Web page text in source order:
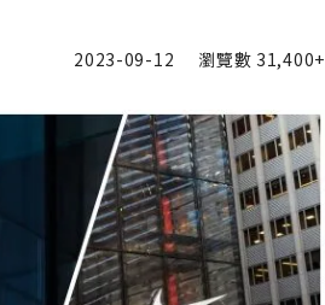
2023-09-12 瀏覽數 31,400+